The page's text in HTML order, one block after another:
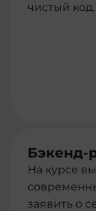
чистый код.
Бэкенд-
На курсе
заявить о